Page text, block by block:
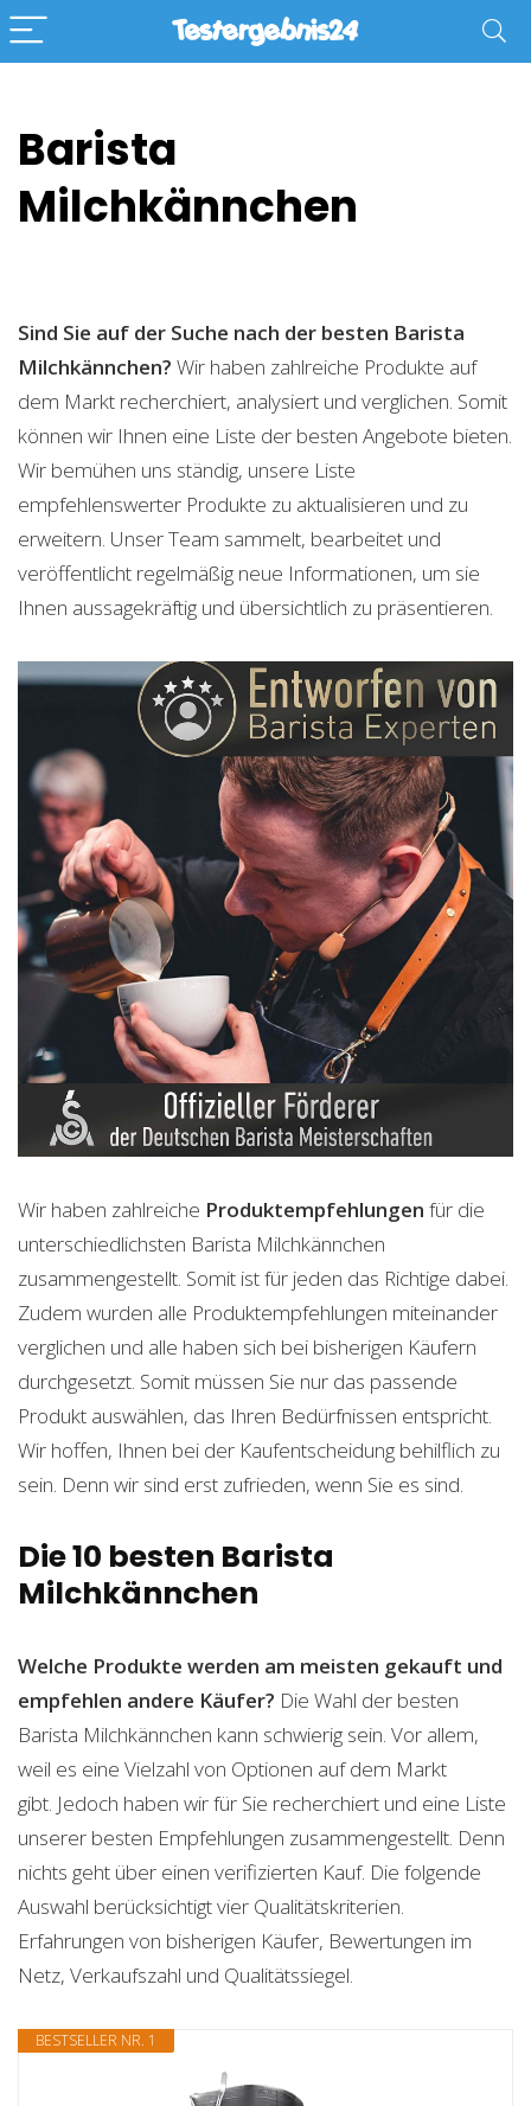
Barista
Milchkännchen
Sind Sie auf der Suche nach der besten Barista
Milchkännchen? Wir haben zahlreiche Produkte auf
dem Markt recherchiert, analysiert und verglichen. Somit
können wir Ihnen eine Liste der besten Angebote bieten.
Wir bemühen uns ständig, unsere Liste
empfehlenswerter Produkte zu aktualisieren und zu
erweitern. Unser Team sammelt, bearbeitet und
veröffentlicht regelmäßig neue Informationen, um sie
Ihnen aussagekräftig und übersichtlich zu präsentieren.
Wir haben zahlreiche Produktempfehlungen für die
unterschiedlichsten Barista Milchkännchen
zusammengestellt. Somit ist für jeden das Richtige dabei.
Zudem wurden alle Produktempfehlungen miteinander
verglichen und alle haben sich bei bisherigen Käufern
durchgesetzt. Somit müssen Sie nur das passende
Produkt auswählen, das Ihren Bedürfnissen entspricht.
Wir hoffen, Ihnen bei der Kaufentscheidung behilflich zu
sein. Denn wir sind erst zufrieden, wenn Sie es sind.
Die 10 besten Barista
Milchkännchen
Welche Produkte werden am meisten gekauft und
empfehlen andere Käufer? Die Wahl der besten
Barista Milchkännchen kann schwierig sein. Vor allem,
weil es eine Vielzahl von Optionen auf dem Markt
gibt. Jedoch haben wir für Sie recherchiert und eine Liste
unserer besten Empfehlungen zusammengestellt. Denn
nichts geht über einen verifizierten Kauf. Die folgende
Auswahl berücksichtigt vier Qualitätskriterien.
Erfahrungen von bisherigen Käufer, Bewertungen im
Netz, Verkaufszahl und Qualitätssiegel.
BESTSELLER NR. 1